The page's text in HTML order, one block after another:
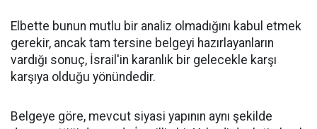
Elbette bunun mutlu bir analiz olmadığını kabul etmek
gerekir, ancak tam tersine belgeyi hazırlayanların
vardığı sonuç, İsrail'in karanlık bir gelecekle karşı
karşıya olduğu yönündedir.
Belgeye göre, mevcut siyasi yapının aynı şekilde